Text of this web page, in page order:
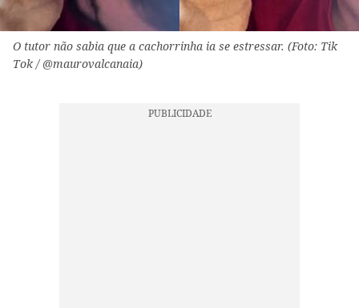
O tutor não sabia que a cachorrinha ia se estressar. (Foto: Tik
Tok / @maurovalcanaia)